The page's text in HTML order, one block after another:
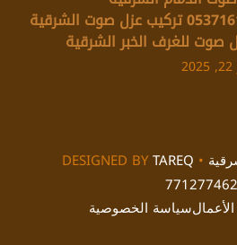
0537161430 تركيب عزل صوت الشرقية
صوت للغرف الخبر الشرقية
• DESIGNED BY
TAREQ
771277462
سياسة الخصوصية